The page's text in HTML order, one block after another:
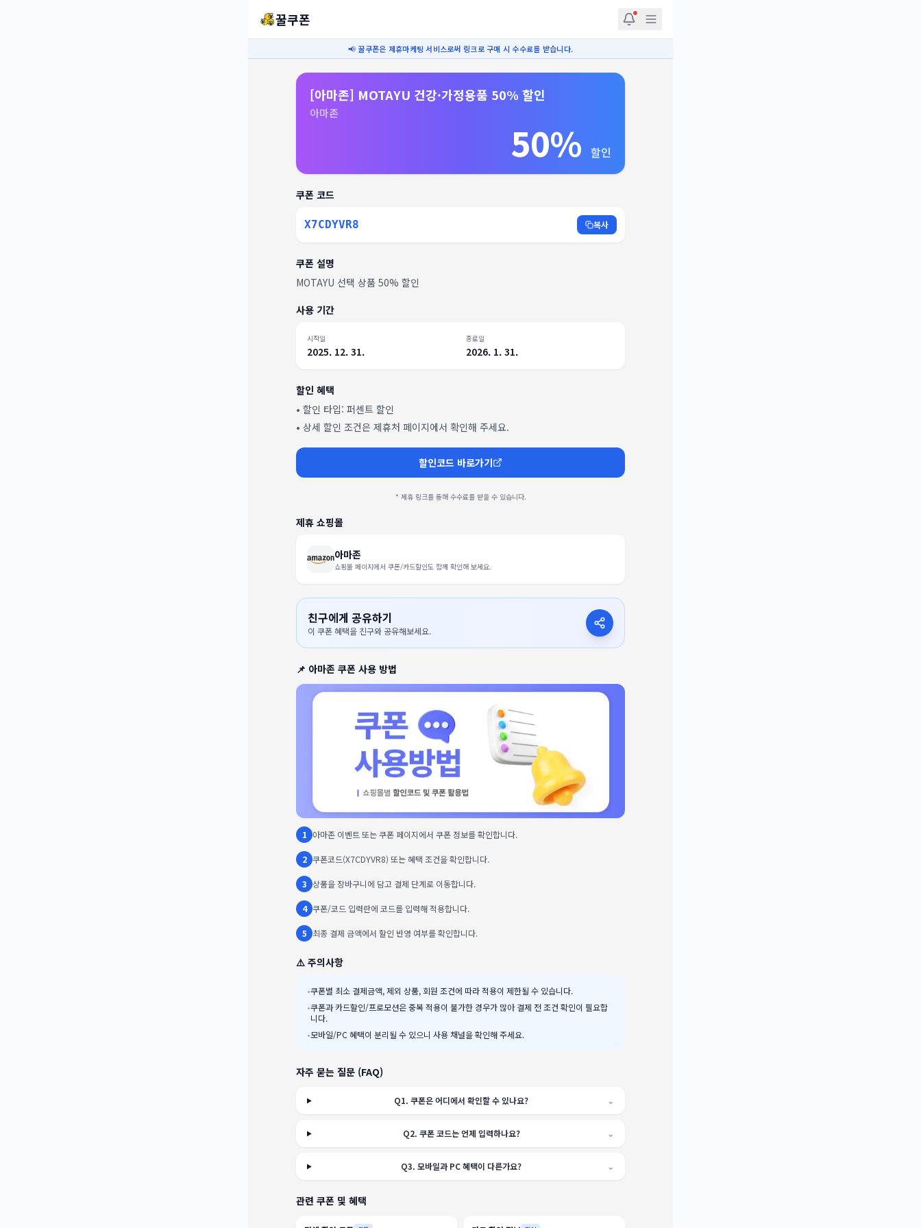
꿀쿠폰
📢 꿀쿠폰은 제휴마케팅 서비스로써 링크로 구매 시 수수료를 받습니다.
[아마존] MOTAYU 건강·가정용품 50% 할인
아마존
50% 할인
쿠폰 코드
X7CDYVR8 복사
쿠폰 설명
MOTAYU 선택 상품 50% 할인
사용 기간
시작일
2025. 12. 31.
종료일
2026. 1. 31.
할인 혜택
• 할인 타입: 퍼센트 할인
• 상세 할인 조건은 제휴처 페이지에서 확인해 주세요.
할인코드 바로가기
* 제휴 링크를 통해 수수료를 받을 수 있습니다.
제휴 쇼핑몰
아마존
쇼핑몰 페이지에서 쿠폰/카드할인도 함께 확인해 보세요.
친구에게 공유하기
이 쿠폰 혜택을 친구와 공유해보세요.
📌 아마존 쿠폰 사용 방법
1 아마존 이벤트 또는 쿠폰 페이지에서 쿠폰 정보를 확인합니다.
2 쿠폰코드(X7CDYVR8) 또는 혜택 조건을 확인합니다.
3 상품을 장바구니에 담고 결제 단계로 이동합니다.
4 쿠폰/코드 입력란에 코드를 입력해 적용합니다.
5 최종 결제 금액에서 할인 반영 여부를 확인합니다.
⚠️ 주의사항
•쿠폰별 최소 결제금액, 제외 상품, 회원 조건에 따라 적용이 제한될 수 있습니다.
•쿠폰과 카드할인/프로모션은 중복 적용이 불가한 경우가 많아 결제 전 조건 확인이 필요합
니다.
•모바일/PC 혜택이 분리될 수 있으니 사용 채널을 확인해 주세요.
자주 묻는 질문 (FAQ)
Q1.쿠폰은 어디에서 확인할 수 있나요? ⌄
Q2. 쿠폰 코드는 언제 입력하나요? ⌄
Q3.모바일과 PC 혜택이 다른가요? ⌄
관련 쿠폰 및 혜택